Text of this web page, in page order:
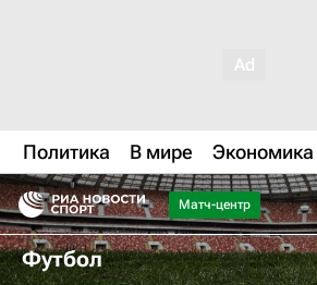
Политика В мире Экономика
Матч-центр
Футбол